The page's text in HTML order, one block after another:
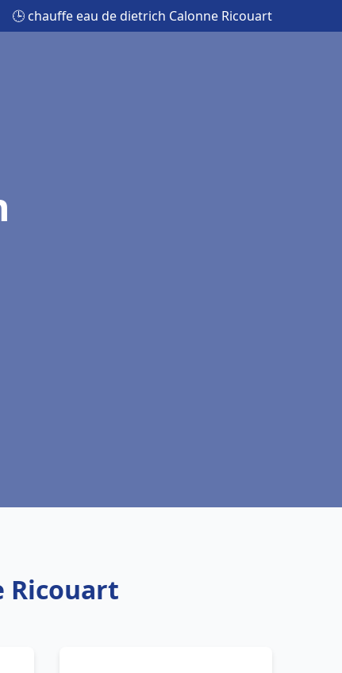
🕒 chauffe eau de dietrich Calonne Ricouart
Ricouart